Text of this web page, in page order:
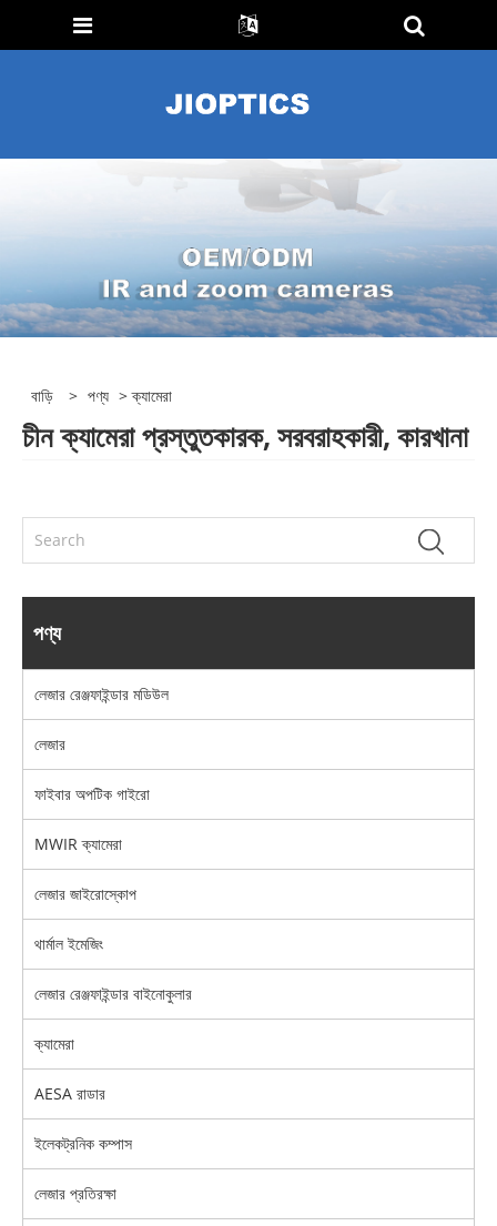
বাড়ি > পণ্য > ক্যামেরা
চীন ক্যামেরা প্রস্তুতকারক, সরবরাহকারী, কারখানা
পণ্য
লেজার রেঞ্জফাইন্ডার মডিউল
লেজার
ফাইবার অপটিক গাইরো
MWIR ক্যামেরা
লেজার জাইরোস্কোপ
থার্মাল ইমেজিং
লেজার রেঞ্জফাইন্ডার বাইনোকুলার
ক্যামেরা
AESA রাডার
ইলেকট্রনিক কম্পাস
লেজার প্রতিরক্ষা